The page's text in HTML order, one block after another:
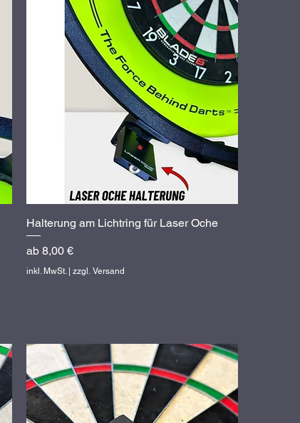
Schnellansicht
Halterung am Lichtring für Laser Oche
ab8,00 €
Sale-Preis
inkl. MwSt.|zzgl. Versand